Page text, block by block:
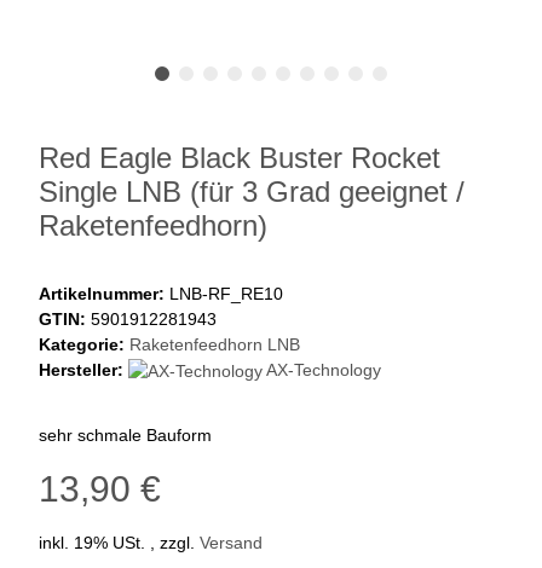
Red Eagle Black Buster Rocket
Single LNB (für 3 Grad geeignet /
Raketenfeedhorn)
Artikelnummer: LNB-RF_RE10
GTIN: 5901912281943
Kategorie: Raketenfeedhorn LNB
Hersteller:
AX-Technology
sehr schmale Bauform
13,90 €
inkl. 19% USt. , zzgl. Versand